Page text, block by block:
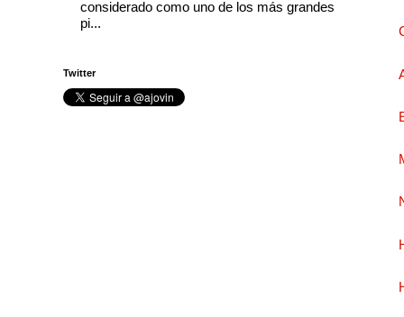
considerado como uno de los más grandes
pi...
Twitter